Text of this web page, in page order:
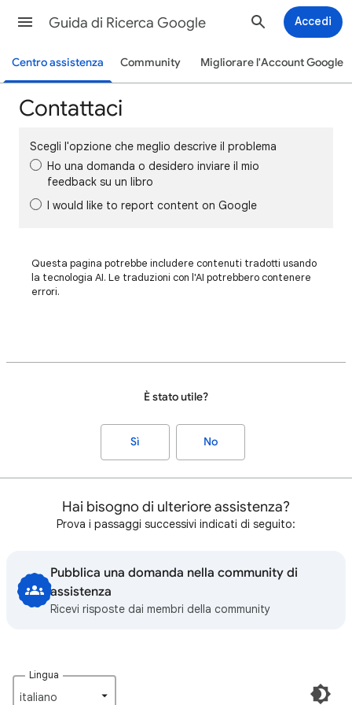
Guida di Ricerca Google Accedi
Centro assistenza Community Migliorare l'Account Google
Contattaci
Scegli l'opzione che meglio descrive il problema
Ho una domanda o desidero inviare il mio
feedback su un libro
I would like to report content on Google
Questa pagina potrebbe includere contenuti tradotti usando
la tecnologia AI. Le traduzioni con l'AI potrebbero contenere
errori.
È stato utile?
Sì No
Hai bisogno di ulteriore assistenza?
Prova i passaggi successivi indicati di seguito:
Pubblica una domanda nella community di
assistenza
Ricevi risposte dai membri della community
Lingua
italiano‎